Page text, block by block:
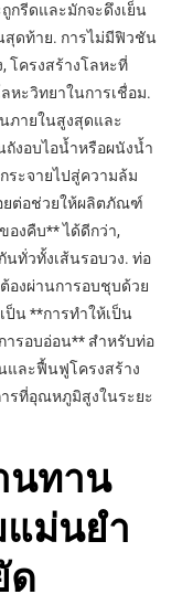
กรีดและมักจะดึงเย็น
ดท้าย. การไม่มีฟิวชัน
โครงสร้างโลหะที่
หะวิทยาในการเชื่อม.
ภายในสูงสุดและ
งอบไอน้ำหรือผนังน้ำ
ระจายไปสู่ความล้ม
อยต่อช่วยให้ผลิตภัณฑ์
งคืบ** ได้ดีกว่า,
นทั่วทั้งเส้นรอบวง. ท่อ
องผ่านการอบชุบด้วย
น **การทำให้เป็น
ารอบอ่อน** สำหรับท่อ
และฟื้นฟูโครงสร้าง
รที่อุณหภูมิสูงในระยะ
นทาน
ม่นยำ
ด